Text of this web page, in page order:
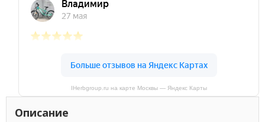
IHerbgroup.ru на карте Москвы — Яндекс Карты
Описание